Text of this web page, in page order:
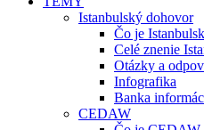
Istanbulský dohovor
Čo je
Celé znenie
Otázky a
Infografika
Banka
CEDAW